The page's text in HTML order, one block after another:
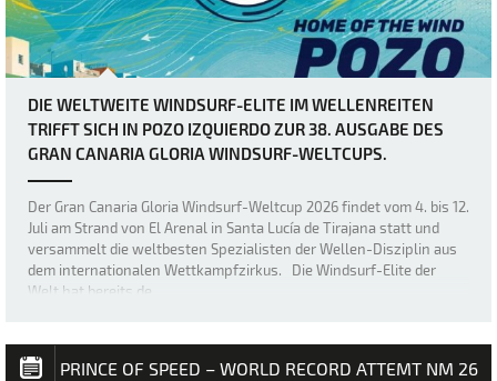
DIE WELTWEITE WINDSURF-ELITE IM WELLENREITEN
TRIFFT SICH IN POZO IZQUIERDO ZUR 38. AUSGABE DES
GRAN CANARIA GLORIA WINDSURF-WELTCUPS.
Der Gran Canaria Gloria Windsurf-Weltcup 2026 findet vom 4. bis 12.
Juli am Strand von El Arenal in Santa Lucía de Tirajana statt und
versammelt die weltbesten Spezialisten der Wellen-Disziplin aus
dem internationalen Wettkampfzirkus. Die Windsurf-Elite der
Welt hat bereits de…
PRINCE OF SPEED – WORLD RECORD ATTEMT NM 26